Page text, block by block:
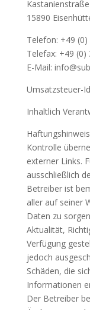
15890
Telefon: +49
Telefax: +49 (0)
E-Mail:
Umsatzsteuer-
Inhaltlich
Kontrolle
externer Links.
ausschließlich
Betreiber ist
aller auf seiner
Daten zu
Aktualität,
Verfügung
jedoch
Schäden, die
Informationen
Der Betreiber